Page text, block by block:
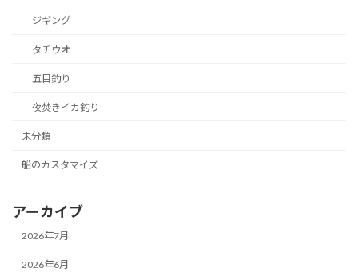
ジギング
タチウオ
五目釣り
夜焚きイカ釣り
未分類
船のカスタマイズ
アーカイブ
2026年7月
2026年6月